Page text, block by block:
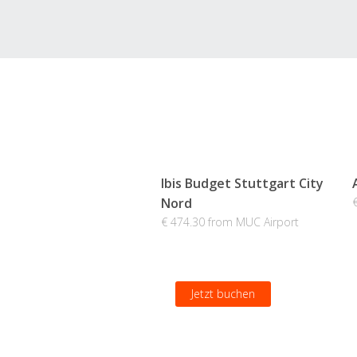
Ibis Budget Stuttgart City
Nord
€ 474.30 from MUC Airport
Jetzt buchen